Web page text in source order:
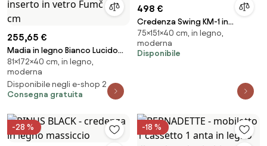
255,65 €
Madia in legno Bianco Lucido
ROJAS a 4 ante con inserto in
vetro Fumč 172 cm
81×172×40 cm, in legno,
moderna
Disponibile negli e-shop 2
Consegna gratuita
498 €
Credenza Swing KM-1 in
noce/nero
75×151×40 cm, in legno,
moderna
Disponibile
-28 % -18 %